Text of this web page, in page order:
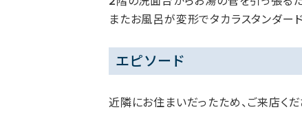
またお風呂が変形でタカラスタンダー
エピソード
近隣にお住まいだったため、ご来店くだ